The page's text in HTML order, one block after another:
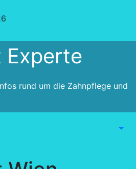
Experte
rund um die Zahnpflege und